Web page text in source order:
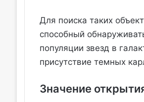
Для поиска таких
способный
популяции звезд в
присутствие темных
Значение